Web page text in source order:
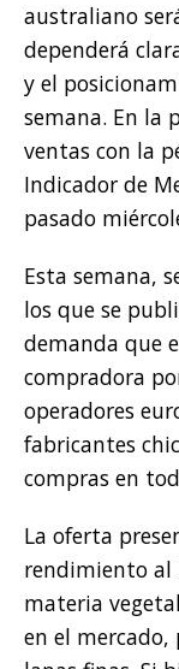
australiano
dependerá
y el
semana. En la
ventas con la
Indicador de
pasado
Esta semana,
los que se
demanda que
compradora
operadores
fabricantes
compras en
La oferta
rendimiento al
materia
en el mercado,